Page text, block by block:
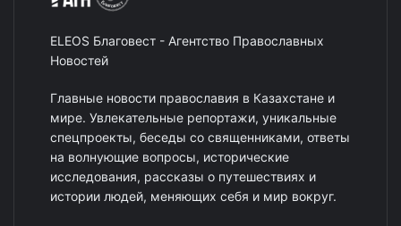
ELEOS Благовест - Агентство Православных
Новостей
Главные новости православия в Казахстане и
мире. Увлекательные репортажи, уникальные
спецпроекты, беседы со священниками, ответы
на волнующие вопросы, исторические
исследования, рассказы о путешествиях и
истории людей, меняющих себя и мир вокруг.